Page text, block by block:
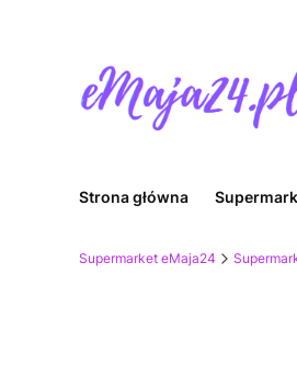
Strona główna
Supermarket eMaja24